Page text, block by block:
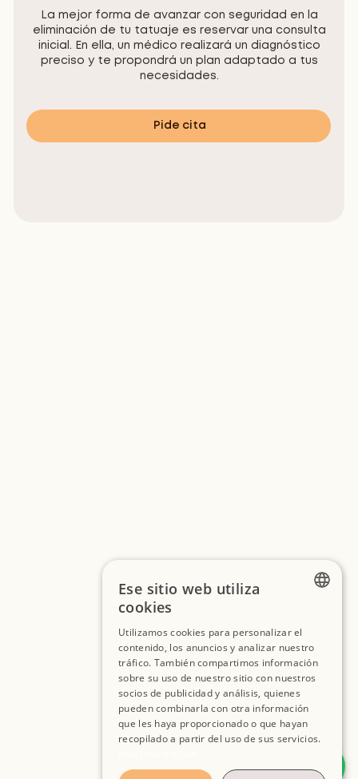
La mejor forma de avanzar con seguridad en la
eliminación de tu tatuaje es reservar una consulta
inicial. En ella, un médico realizará un diagnóstico
preciso y te propondrá un plan adaptado a tus
necesidades.
Pide cita
SPANISH
ENGLISH
Ese sitio web utiliza
cookies
Utilizamos cookies para personalizar el
contenido, los anuncios y analizar nuestro
tráfico. También compartimos información
sobre su uso de nuestro sitio con nuestros
socios de publicidad y análisis, quienes
pueden combinarla con otra información
que les haya proporcionado o que hayan
recopilado a partir del uso de sus servicios.